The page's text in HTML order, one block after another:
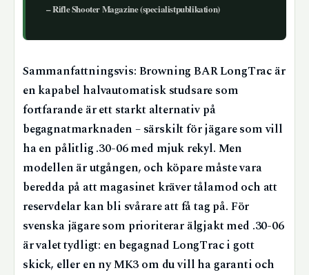
– Rifle Shooter Magazine (specialistpublikation)
Sammanfattningsvis: Browning BAR LongTrac är
en kapabel halvautomatisk studsare som
fortfarande är ett starkt alternativ på
begagnatmarknaden – särskilt för jägare som vill
ha en pålitlig .30-06 med mjuk rekyl. Men
modellen är utgången, och köpare måste vara
beredda på att magasinet kräver tålamod och att
reservdelar kan bli svårare att få tag på. För
svenska jägare som prioriterar älgjakt med .30-06
är valet tydligt: en begagnad LongTrac i gott
skick, eller en ny MK3 om du vill ha garanti och